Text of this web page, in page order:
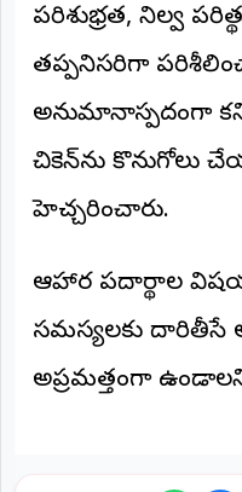
చేరండి
లాగిన్
(Login)
2026
NEWS
పరిశుభ్రత, నిల్వ
తప్పనిసరిగా
అనుమానాస్పదంగా
చికెన్‌ను కొనుగోలు
హెచ్చరించారు.
ఆహార పదార్థాల
సమస్యలకు దారితీసే
అప్రమత్తంగా